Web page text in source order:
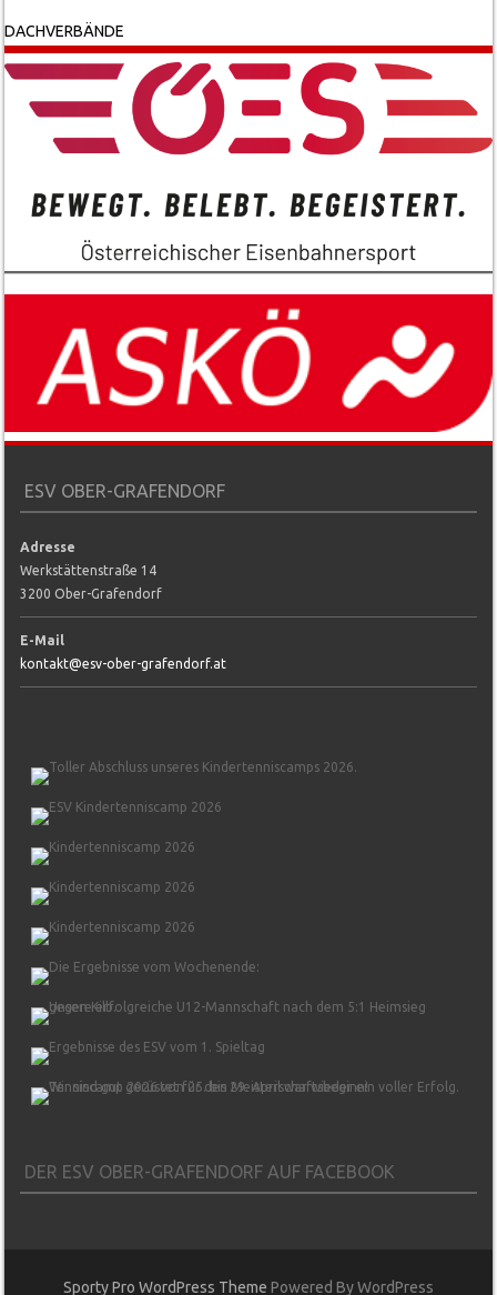
DACHVERBÄNDE
ESV OBER-GRAFENDORF
Adresse
Werkstättenstraße 14
3200 Ober-Grafendorf
E-Mail
kontakt@esv-ober-grafendorf.at
DER ESV OBER-GRAFENDORF AUF FACEBOOK
Sporty Pro WordPress Theme Powered By WordPress